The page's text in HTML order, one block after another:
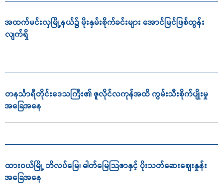
အထက်မင်းလှမြို့နယ်၌ မိုးနှမ်းစိုက်ခင်းများ အောင်မြင်ဖြစ်ထွန်း
လျက်ရှိ
တနင်္သာရီတိုင်းဒေသကြီး၏ ဇူလိုင်လကုန်အထိ ကွမ်းသီးစိုက်ပျိုးမှု
အခြေအနေ
ထားဝယ်မြို့ ဘိလပ်မြေ၊ ဓါတ်မြေသြဇာနှင့် ပိုးသတ်ဆေးစျေးနှုန်း
အခြေအနေ